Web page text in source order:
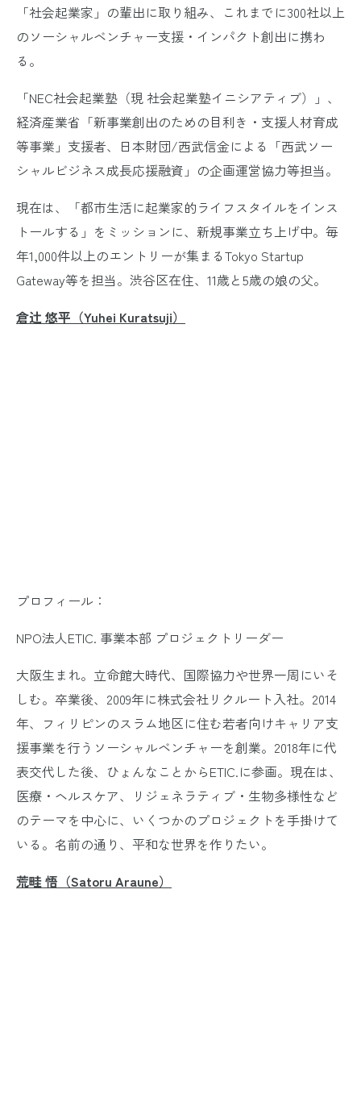
「社会起業家」の輩出に取り組み、これまでに300社以上
のソーシャルベンチャー支援・インパクト創出に携わ
る。
「NEC社会起業塾（現 社会起業塾イニシアティブ）」、
経済産業省「新事業創出のための目利き・支援人材育成
等事業」支援者、日本財団/西武信金による「西武ソー
シャルビジネス成長応援融資」の企画運営協力等担当。
現在は、「都市生活に起業家的ライフスタイルをインス
トールする」をミッションに、新規事業立ち上げ中。毎
年1,000件以上のエントリーが集まるTokyo Startup
Gateway等を担当。渋谷区在住、11歳と5歳の娘の父。
倉辻 悠平（Yuhei Kuratsuji）
プロフィール：
NPO法人ETIC. 事業本部 プロジェクトリーダー
大阪生まれ。立命館大時代、国際協力や世界一周にいそ
しむ。卒業後、2009年に株式会社リクルート入社。2014
年、フィリピンのスラム地区に住む若者向けキャリア支
援事業を行うソーシャルベンチャーを創業。2018年に代
表交代した後、ひょんなことからETIC.に参画。現在は、
医療・ヘルスケア、リジェネラティブ・生物多様性など
のテーマを中心に、いくつかのプロジェクトを手掛けて
いる。名前の通り、平和な世界を作りたい。
荒畦 悟（Satoru Araune）